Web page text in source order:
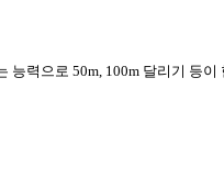
능력으로 50m, 100m 달리기 등이